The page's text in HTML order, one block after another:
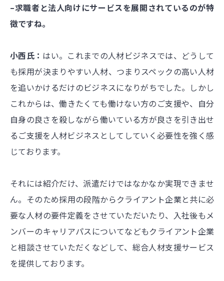
–求職者と法人向けにサービスを展開されているのが特
徴ですね。
小西氏： はい。これまでの人材ビジネスでは、どうして
も採用が決まりやすい人材、つまりスペックの高い人材
を追いかけるだけのビジネスになりがちでした。しかし
これからは、働きたくても働けない方のご支援や、自分
自身の良さを殺しながら働いている方が良さを引き出せ
るご支援を人材ビジネスとしてしていく必要性を強く感
じております。
それには紹介だけ、派遣だけではなかなか実現できませ
ん。そのため採用の段階からクライアント企業と共に必
要な人材の要件定義をさせていただいたり、入社後もメ
ンバーのキャリアパスについてなどもクライアント企業
と相談させていただくなどして、総合人材支援サービス
を提供しております。